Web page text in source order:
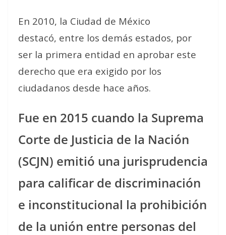
En 2010, la Ciudad de México
destacó, entre los demás estados, por
ser la primera entidad en aprobar este
derecho que era exigido por los
ciudadanos desde hace años.
Fue en 2015 cuando la Suprema
Corte de Justicia de la Nación
(SCJN) emitió una jurisprudencia
para calificar de discriminación
e inconstitucional la prohibición
de la unión entre personas del